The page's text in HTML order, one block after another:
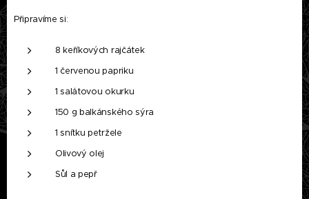
Připravíme si:
8 keříkových rajčátek
1 červenou papriku
1 salátovou okurku
150 g balkánského sýra
1 snítku petržele
Olivový olej
Sůl a pepř